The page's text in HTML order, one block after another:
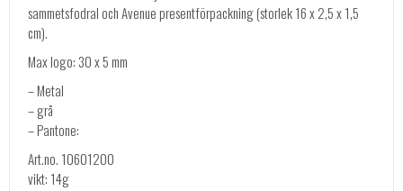
sammetsfodral och Avenue presentförpackning (storlek 16 x 2,5 x 1,5
cm).
Max logo: 30 x 5 mm
– Metal
– grå
– Pantone:
Art.no. 10601200
vikt: 14g